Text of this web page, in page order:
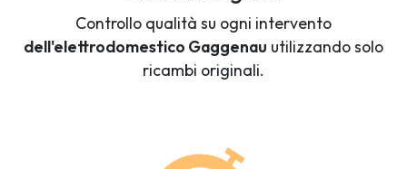
Controllo qualità su ogni intervento
dell'elettrodomestico Gaggenau utilizzando solo
ricambi originali.